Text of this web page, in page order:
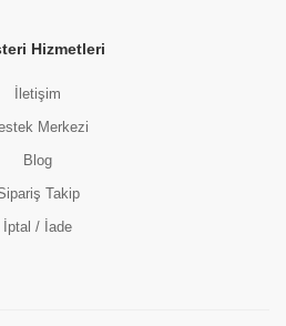
Hizmetleri
İletişim
Merkezi
Blog
Takip
İptal / İade